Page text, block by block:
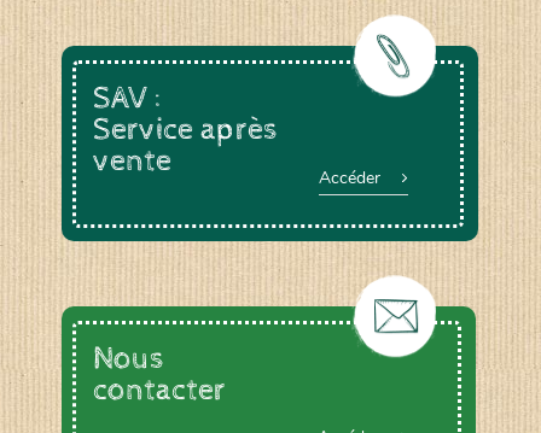
SAV :
Service après
vente
Accéder
Nous
contacter